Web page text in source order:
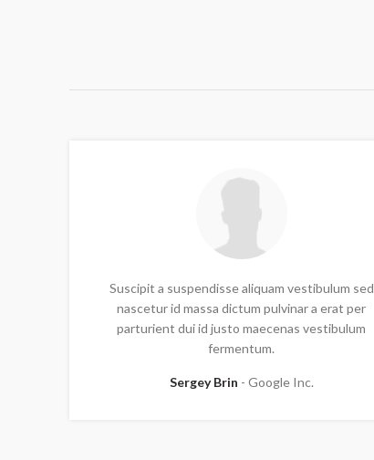
Suscipit a suspendisse aliquam vestibulum sed
nascetur id massa dictum pulvinar a erat per
parturient dui id justo maecenas vestibulum
fermentum.
Sergey Brin Google Inc.